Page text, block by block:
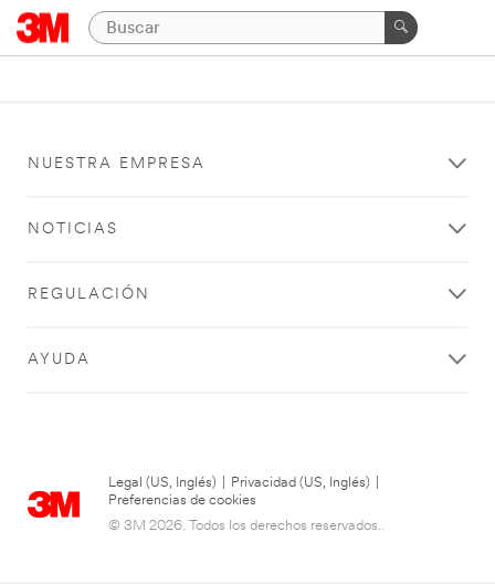
NUESTRA EMPRESA
NOTICIAS
REGULACIÓN
AYUDA
Legal (US, Inglés) Privacidad (US, Inglés)
Preferencias de cookies
© 3M 2026. Todos los derechos reservados..